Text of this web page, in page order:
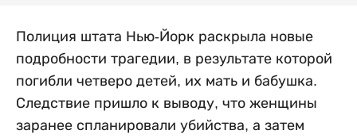
Полиция штата Нью-Йорк раскрыла новые
подробности трагедии, в результате которой
погибли четверо детей, их мать и бабушка.
Следствие пришло к выводу, что женщины
заранее спланировали убийства, а затем